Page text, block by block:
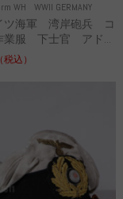
WH WWII GERMANY
ツ海軍 湾岸砲兵 コ
業服 下士官 アド...
（税込）